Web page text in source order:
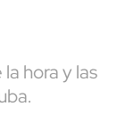
hora y las